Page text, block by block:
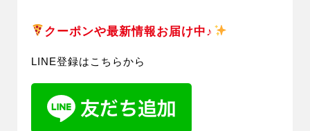
クーポンや最新情報お届け中♪
LINE登録はこちらから